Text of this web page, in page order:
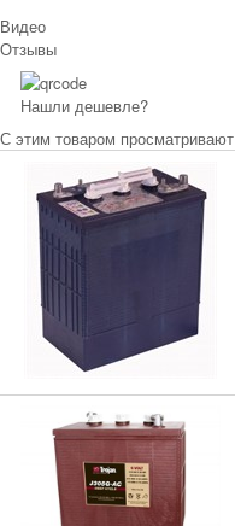
Видео
Отзывы
Нашли дешевле?
С этим товаром просматривают